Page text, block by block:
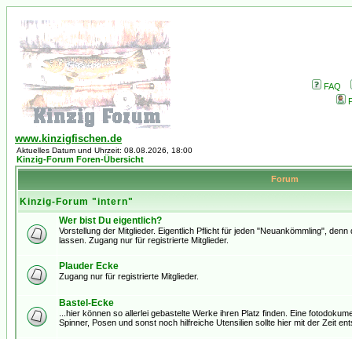
FAQ
www.kinzigfischen.de
Aktuelles Datum und Uhrzeit: 08.08.2026, 18:00
Kinzig-Forum Foren-Übersicht
Forum
Kinzig-Forum "intern"
Wer bist Du eigentlich?
Vorstellung der Mitglieder. Eigentlich Pflicht für jeden "Neuankömmling",
lassen. Zugang nur für registrierte Mitglieder.
Plauder Ecke
Zugang nur für registrierte Mitglieder.
Bastel-Ecke
...hier können so allerlei gebastelte Werke ihren Platz finden. Eine
Spinner, Posen und sonst noch hilfreiche Utensilien sollte hier mit der Zeit